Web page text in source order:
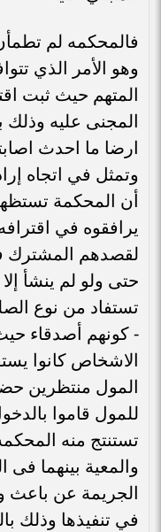
فالمحكمه لم
وهو الأمر الذي
المتهم حيث ثبت
المجنى عليه وذلك
ارضا ما احدث
وتمثل في اتجاه
أن المحكمة
يرافقوه في
لقصدهم المشترك
حتى ولو لم ينشأ
تستفاد من نوع
- كونهم أصدقاء
الاشخاص كانوا
المول منتظرين
للمول قاموا
تستنتج منه
والمعية بينهما
الجريمة عن باعث
في تنفيذها وذلك